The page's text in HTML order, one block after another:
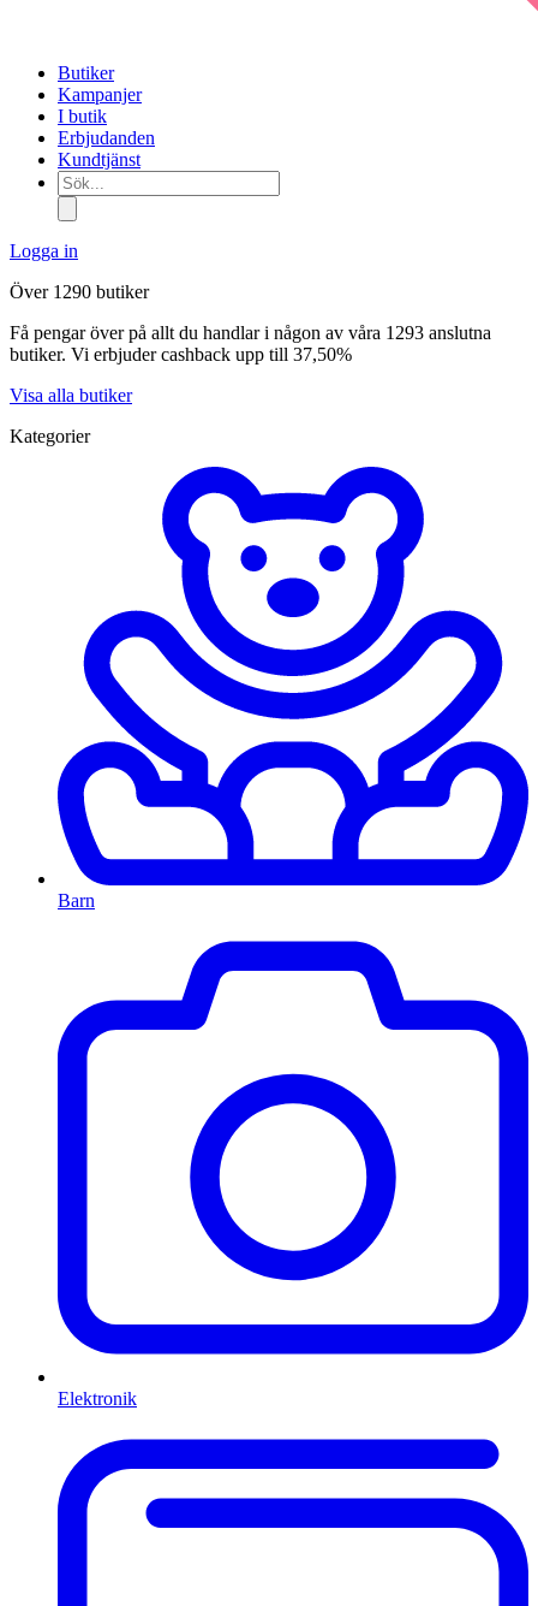
Butiker
Kampanjer
I butik
Erbjudanden
Kundtjänst
Sök...
Logga in
Över 1290 butiker
Få pengar över på allt du handlar i någon av våra 1293 anslutna
butiker. Vi erbjuder cashback upp till 37,50%
Visa alla butiker
Kategorier
Barn
Elektronik